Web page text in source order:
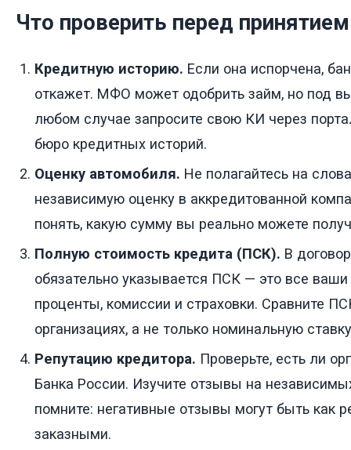
Что проверить перед
Кредитную историю. Если она испорчена,
откажет. МФО может одобрить займ, но под
любом случае запросите свою КИ через
бюро кредитных историй.
Оценку автомобиля. Не полагайтесь на
независимую оценку в аккредитованной
понять, какую сумму вы реально можете
Полную стоимость кредита (ПСК). В
обязательно указывается ПСК — это все
проценты, комиссии и страховки. Сравните
организациях, а не только номинальную
Репутацию кредитора. Проверьте, есть ли
Банка России. Изучите отзывы на
помните: негативные отзывы могут быть как
заказными.